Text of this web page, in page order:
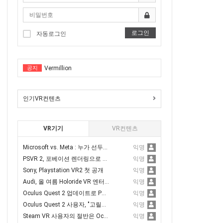
내장,백내장
체험
체험을(스코어계산)
체험
노젓기 체험을(스코어계산)
한 VR스포츠 승마체험가능)
자동로그인 로그인
공지 Vermillion
Sword Reverie
Anshar Wars 2: Hyperdrive
Tentacular
Vermillion
Startenders
Sword Reverie
Anshar Wars 2: Hyperdrive
인기VR컨텐츠
VR기기 VR컨텐츠
Microsoft vs. Meta : 누가 선두가 될 것인가?
익명
PSVR 2, 포베이션 렌더링으로 퍼포먼스 3.6배 향상
익명
Sony, Playstation VR2 첫 공개
익명
Audi, 올 여름 Holoride VR 엔터테인먼트 추가
익명
Oculus Quest 2 업데이트로 PC 에어링크 품질 향상
익명
Oculus Quest 2 사용자, "고릴라 팔 증후군" 주의
익명
Steam VR 사용자의 절반은 Oculus Quest2를 가지고 있다고 밝혀져
익명